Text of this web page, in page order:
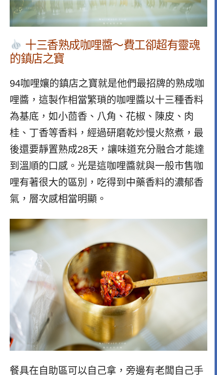
十三香熟成咖哩醬～費工卻超有靈魂
的鎮店之寶
94咖哩孃的鎮店之寶就是他們最招牌的熟成咖
哩醬，這製作相當繁瑣的咖哩醬以十三種香​​料
為基底，如小茴香、八角、花椒、陳皮、肉
桂、丁香等香料，經過研磨乾炒慢火熬煮，最
後還要靜置熟成28天，讓味道充分融合才能達
到溫順的口感。 光是這咖哩醬就與一般市售咖
哩有著很大的區別，吃得到中藥香料的濃郁香
氣，層次感相當明顯。
餐具在自助區可以自己拿，旁邊有老闆自己手